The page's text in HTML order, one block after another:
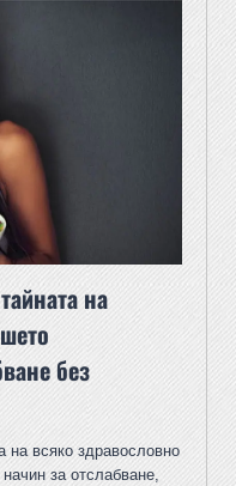
на
без
на всяко здравословно
за отслабване,